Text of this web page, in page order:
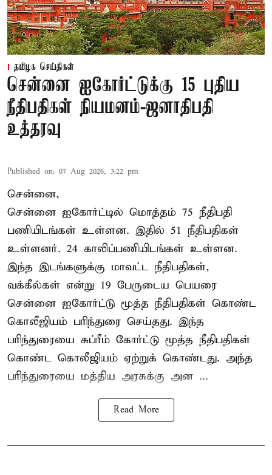
தமிழக செய்திகள்
சென்னை ஐகோர்ட்டுக்கு 15 புதிய
நீதிபதிகள் நியமனம்-ஜனாதிபதி
உத்தரவு
Published on: 07 Aug 2026, 3:22 pm
சென்னை,
சென்னை ஐகோர்ட்டில் மொத்தம் 75 நீதிபதி
பணியிடங்கள் உள்ளன. இதில் 51 நீதிபதிகள்
உள்ளனர். 24 காலிப்பணியிடங்கள் உள்ளன.
இந்த இடங்களுக்கு மாவட்ட நீதிபதிகள்,
வக்கீல்கள் என்று 19 பேருடைய பெயரை
சென்னை ஐகோர்ட்டு மூத்த நீதிபதிகள் கொண்ட
கொலீஜியம் பரிந்துரை செய்தது. இந்த
பரிந்துரையை சுப்ரீம் கோர்ட்டு மூத்த நீதிபதிகள்
கொண்ட கொலீஜியம் ஏற்றுக் கொண்டது. அந்த
பரிந்துரையை மத்திய அரசுக்கு அன ...
Read More